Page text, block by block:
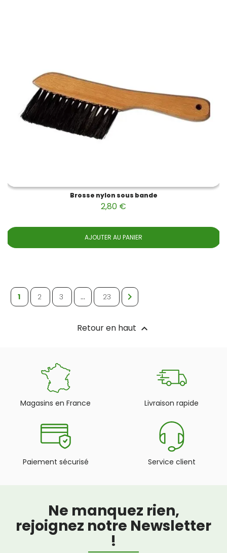
Brosse nylon sous bande
2,80 €
AJOUTER AU PANIER
1 2 3 … 23 
Retour en haut 
Magasins en France Livraison rapide
Paiement sécurisé Service client
Ne manquez rien,
rejoignez notre Newsletter
!